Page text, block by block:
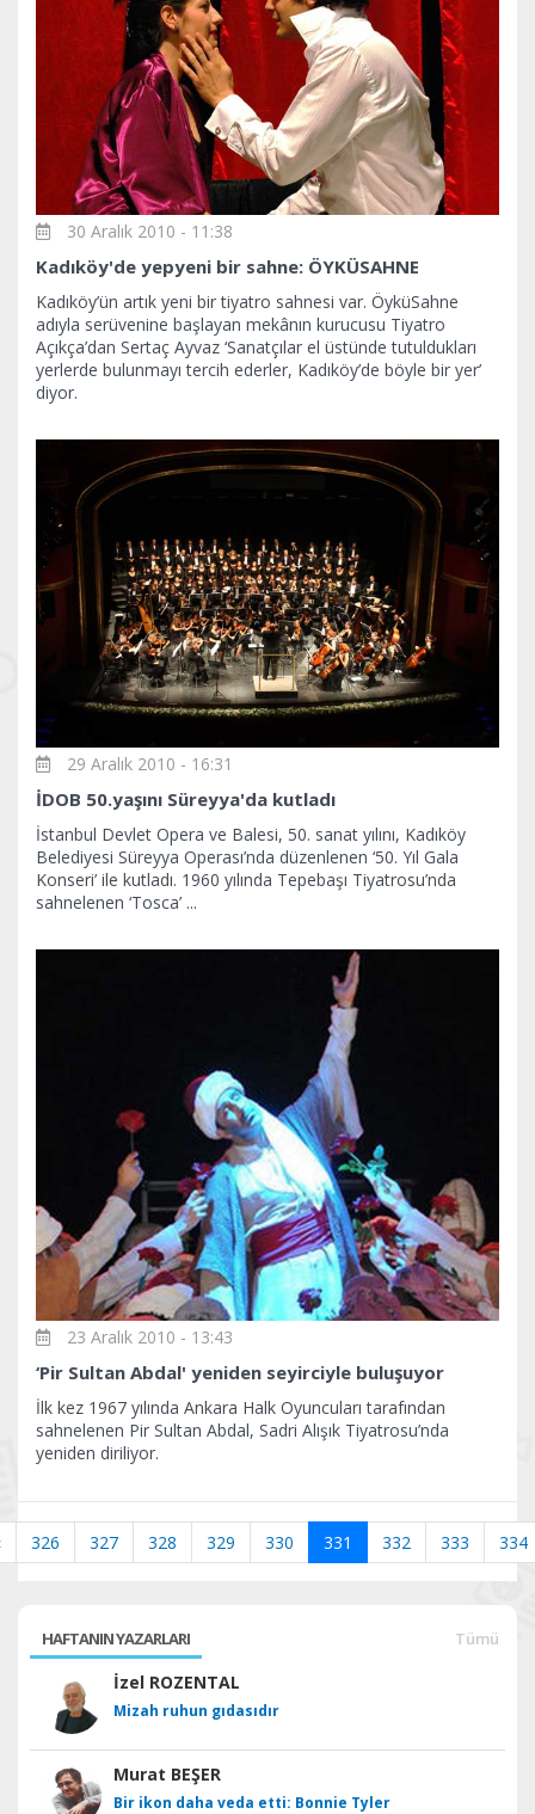
30 Aralık 2010 - 11:38
Kadıköy'de yepyeni bir sahne: ÖYKÜSAHNE
Kadıköy’ün artık yeni bir tiyatro sahnesi var. ÖyküSahne
adıyla serüvenine başlayan mekânın kurucusu Tiyatro
Açıkça’dan Sertaç Ayvaz ‘Sanatçılar el üstünde tutuldukları
yerlerde bulunmayı tercih ederler, Kadıköy’de böyle bir yer’
diyor.
29 Aralık 2010 - 16:31
İDOB 50.yaşını Süreyya'da kutladı
İstanbul Devlet Opera ve Balesi, 50. sanat yılını, Kadıköy
Belediyesi Süreyya Operası’nda düzenlenen ‘50. Yıl Gala
Konseri’ ile kutladı. 1960 yılında Tepebaşı Tiyatrosu’nda
sahnelenen ‘Tosca’ ...
23 Aralık 2010 - 13:43
‘Pir Sultan Abdal' yeniden seyirciyle buluşuyor
İlk kez 1967 yılında Ankara Halk Oyuncuları tarafından
sahnelenen Pir Sultan Abdal, Sadri Alışık Tiyatrosu’nda
yeniden diriliyor.
326 327 328 329 330 331 332 333 334
HAFTANIN YAZARLARI Tümü
İzel ROZENTAL
Mizah ruhun gıdasıdır
Murat BEŞER
Bir ikon daha veda etti: Bonnie Tyler